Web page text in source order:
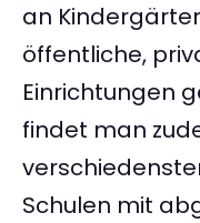
an
öffentliche,
Einrichtungen
findet man
Schulen mit